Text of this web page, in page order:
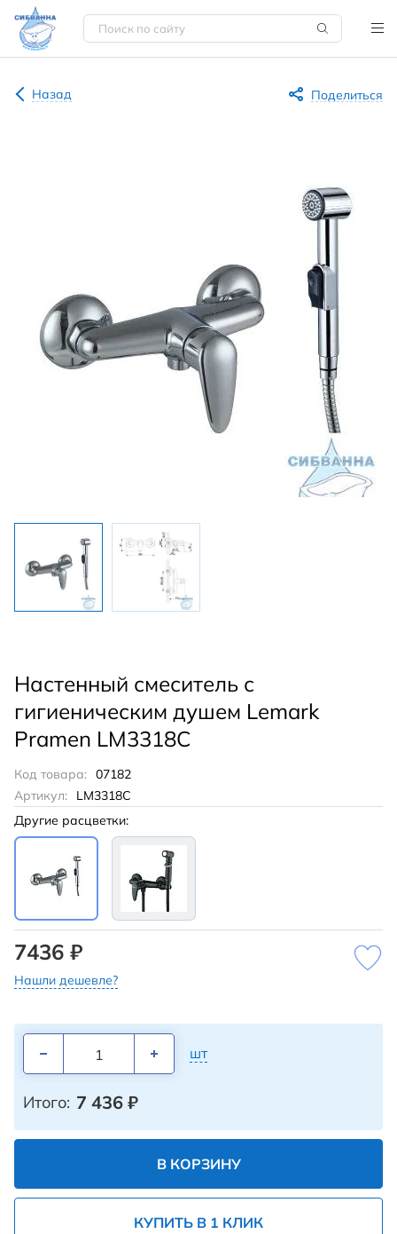
Назад Поделиться
Настенный смеситель с
гигиеническим душем Lemark
Pramen LM3318C
Код товара: 07182
Артикул:
LM3318C
Другие расцветки:
7436 ₽
Нашли дешевле?
шт
Итого: 7 436 ₽
В КОРЗИНУ
КУПИТЬ В 1 КЛИК